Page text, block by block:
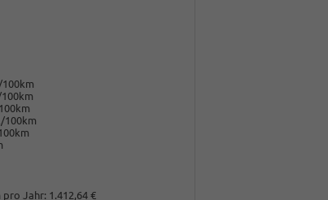
100km
100km
pro Jahr: 1.412,64 €